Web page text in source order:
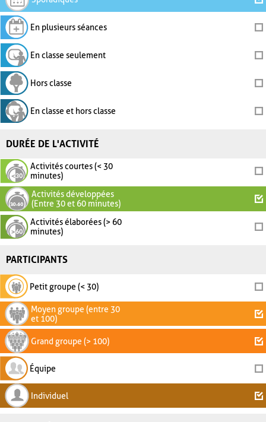
En plusieurs séances
En classe seulement
Hors classe
En classe et hors classe
DURÉE DE L'ACTIVITÉ
Activités courtes (< 30
minutes)
Activités développées
(Entre 30 et 60 minutes)
Activités élaborées (> 60
minutes)
PARTICIPANTS
Petit groupe (< 30)
Moyen groupe (entre 30
et 100)
Grand groupe (> 100)
Équipe
Individuel